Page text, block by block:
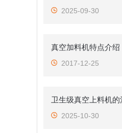
2025-09-30
真空加料机特点介绍
2017-12-25
2025-10-30